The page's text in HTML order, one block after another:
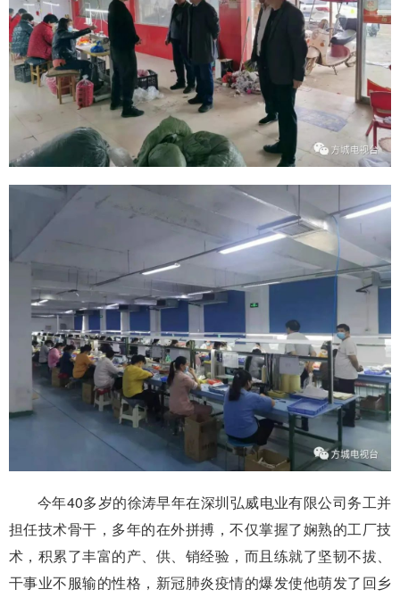
今年40多岁的徐涛早年在深圳弘威电业有限公司务工并
担任技术骨干，多年的在外拼搏，不仅掌握了娴熟的工厂技
术，积累了丰富的产、供、销经验，而且练就了坚韧不拔、
干事业不服输的性格，新冠肺炎疫情的爆发使他萌发了回乡